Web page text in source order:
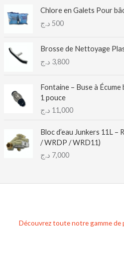
Chlore en Galets Pour
500 د.ج
Brosse de Nettoyage
3,800 د.ج
Fontaine – Buse à
1 pouce
11,000 د.ج
Bloc d’eau Junkers 11L –
/ WRDP / WRD11)
7,000 د.ج
Découvrez toute notre gamme de